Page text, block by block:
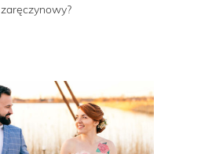
zaręczynowy?